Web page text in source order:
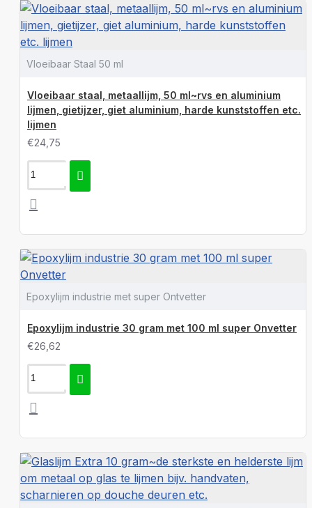
Vloeibaar Staal 50 ml
Vloeibaar staal, metaallijm, 50 ml~rvs en aluminium
lijmen, gietijzer, giet aluminium, harde kunststoffen etc.
lijmen
€24,75
Epoxylijm industrie met super Ontvetter
Epoxylijm industrie 30 gram met 100 ml super Onvetter
€26,62